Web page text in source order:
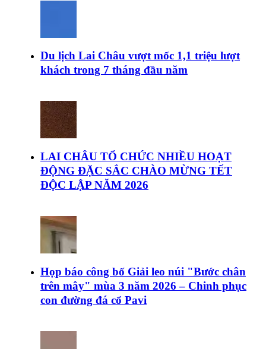
Du lịch Lai Châu vượt mốc 1,1 triệu lượt
khách trong 7 tháng đầu năm
LAI CHÂU TỔ CHỨC NHIỀU HOẠT
ĐỘNG ĐẶC SẮC CHÀO MỪNG TẾT
ĐỘC LẬP NĂM 2026
Họp báo công bố Giải leo núi "Bước chân
trên mây" mùa 3 năm 2026 – Chinh phục
con đường đá cổ Pavi